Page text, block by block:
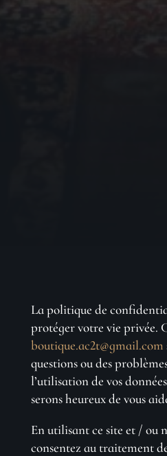
La politique de
protéger votre vie privée.
boutique.ac2t@gmail.com
questions ou des
l’utilisation de vos
serons heureux de vous
En utilisant ce site et / ou
consentez au traitement